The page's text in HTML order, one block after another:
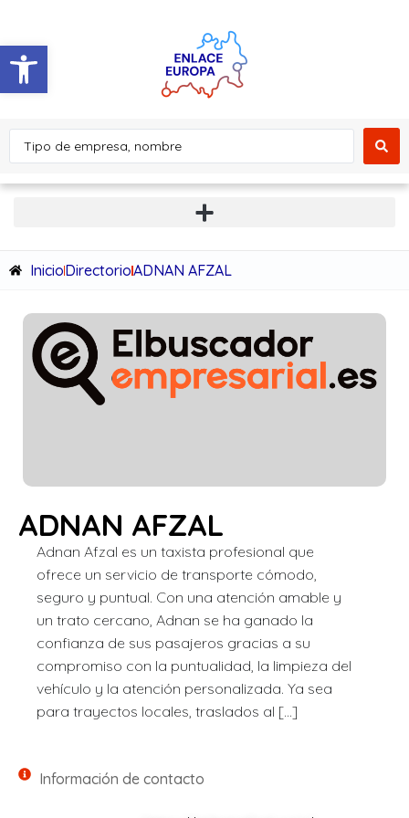
Abrir barra de herramientas
InicioDirectorioADNAN AFZAL
ADNAN AFZAL
Adnan Afzal es un taxista profesional que
ofrece un servicio de transporte cómodo,
seguro y puntual. Con una atención amable y
un trato cercano, Adnan se ha ganado la
confianza de sus pasajeros gracias a su
compromiso con la puntualidad, la limpieza del
vehículo y la atención personalizada. Ya sea
para trayectos locales, traslados al […]
Información de contacto